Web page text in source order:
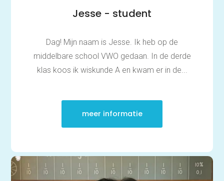
Jesse - student
Dag! Mijn naam is Jesse. Ik heb op de
middelbare school VWO gedaan. In de derde
klas koos ik wiskunde A en kwam er in de...
meer informatie